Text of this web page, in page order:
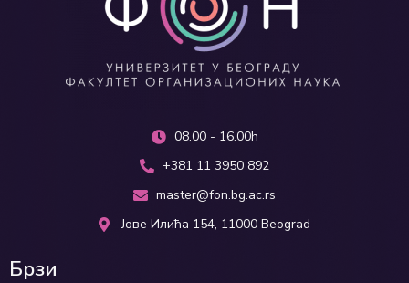
08.00 - 16.00h
+381 11 3950 892
master@fon.bg.ac.rs
Јове Илића 154, 11000 Beograd
Брзи